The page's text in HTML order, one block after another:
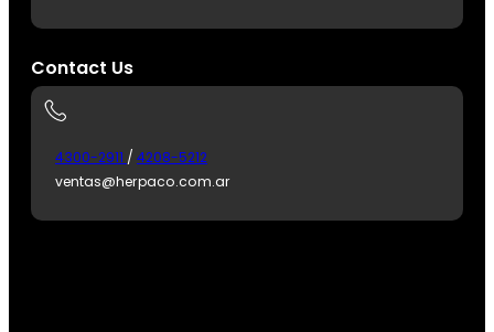
Contact Us
4300-2911 / 4208-5212
ventas@herpaco.com.ar